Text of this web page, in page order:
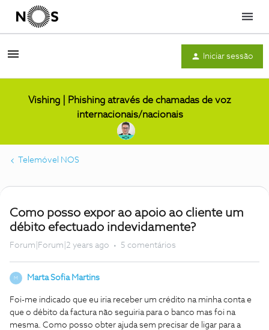
Menu
Iniciar sessão
Vishing | Phishing através de chamadas de voz
internacionais/nacionais
Telemóvel NOS
Como posso expor ao apoio ao cliente um
débito efectuado indevidamente?
Forum|Forum|2 years ago 5 comentários
M Marta Sofia Martins
Foi-me indicado que eu iria receber um crédito na minha conta e
que o débito da factura não seguiria para o banco mas foi na
mesma. Como posso obter ajuda sem precisar de ligar para a